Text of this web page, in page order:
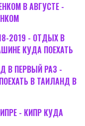
В АВГУСТЕ -
2019 - ОТДЫХ В
КУДА ПОЕХАТЬ
В ПЕРВЫЙ РАЗ -
В ТАИЛАНД В
- КИПР КУДА